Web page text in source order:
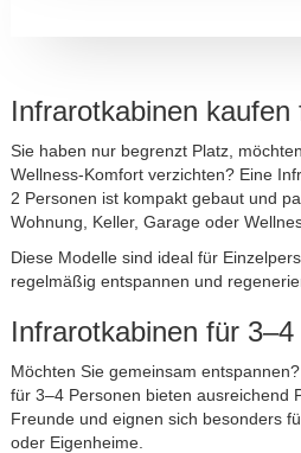
Infrarotkabinen
Sie haben nur begrenzt Platz,
Wellness-Komfort verzichten? Eine
2 Personen ist kompakt gebaut und
Wohnung, Keller, Garage oder
Diese Modelle sind ideal für
regelmäßig entspannen und
Infrarotkabinen für
Möchten Sie gemeinsam
für 3–4 Personen bieten ausreichend
Freunde und eignen sich besonders
oder Eigenheime.